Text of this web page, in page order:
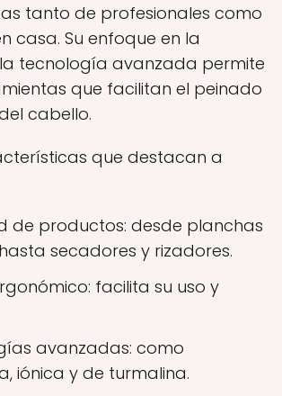
tanto de profesionales como
casa. Su enfoque en la
tecnología avanzada permite
que facilitan el peinado
cabello.
que destacan a
de productos: desde planchas
secadores y rizadores.
facilita su uso y
avanzadas: como
iónica y de turmalina.